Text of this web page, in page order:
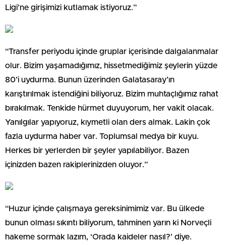
Ligi’ne girişimizi kutlamak istiyoruz.”
“Transfer periyodu içinde gruplar içerisinde dalgalanmalar
olur. Bizim yaşamadığımız, hissetmediğimiz şeylerin yüzde
80’i uydurma. Bunun üzerinden Galatasaray’ın
karıştırılmak istendiğini biliyoruz. Bizim muhtaçlığımız rahat
bırakılmak. Tenkide hürmet duyuyorum, her vakit olacak.
Yanılgılar yapıyoruz, kıymetli olan ders almak. Lakin çok
fazla uydurma haber var. Toplumsal medya bir kuyu.
Herkes bir yerlerden bir şeyler yapılabiliyor. Bazen
içinizden bazen rakiplerinizden oluyor.”
“Huzur içinde çalışmaya gereksinimimiz var. Bu ülkede
bunun olması sıkıntı biliyorum, tahminen yarın ki Norveçli
hakeme sormak lazım, ‘Orada kaideler nasıl?’ diye.